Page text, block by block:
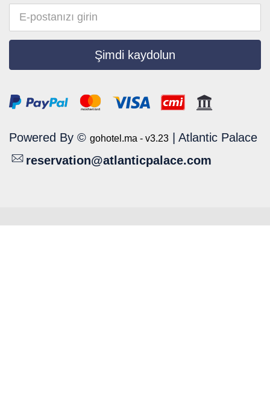
Şimdi kaydolun
Powered By © gohotel.ma - v3.23
| Atlantic Palace
reservation@atlanticpalace.com